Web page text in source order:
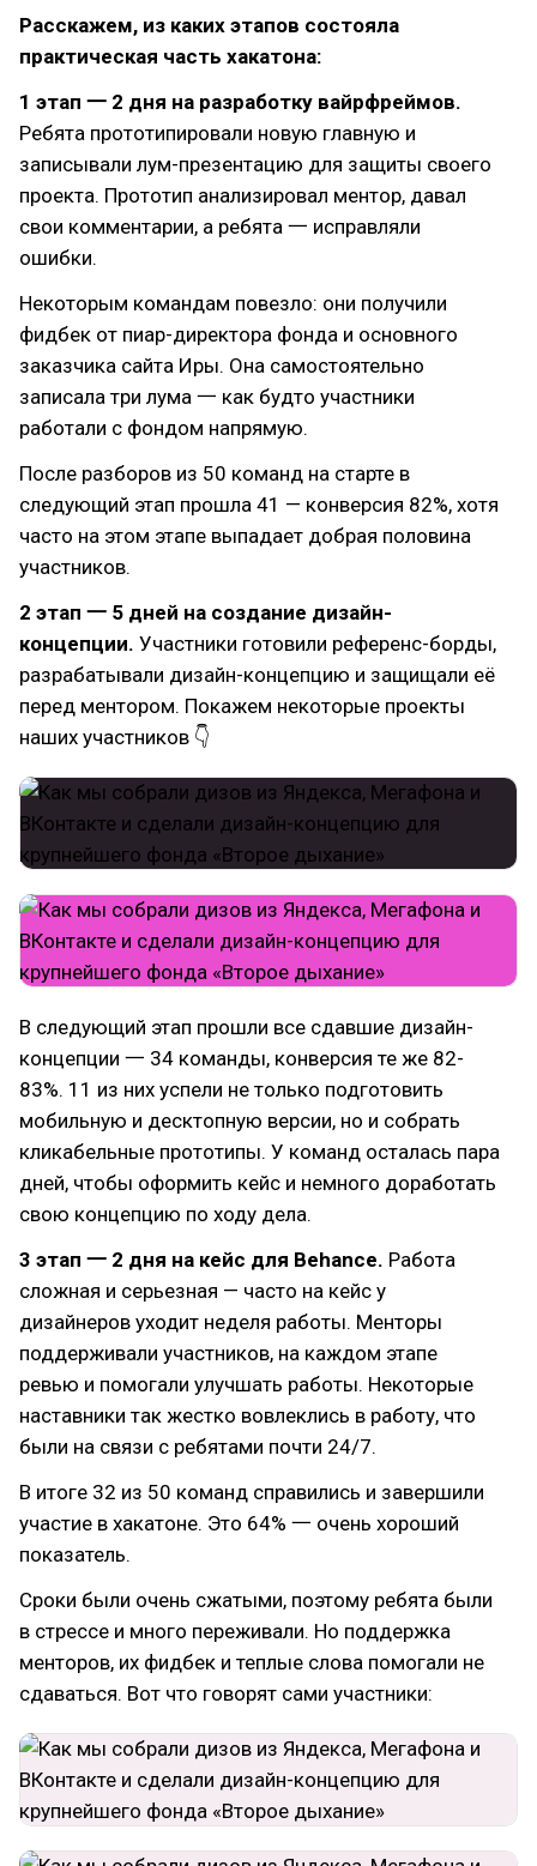
Расскажем, из каких этапов состояла
практическая часть хакатона:
1 этап 一 2 дня на разработку вайрфреймов.
Ребята прототипировали новую главную и
записывали лум-презентацию для защиты своего
проекта. Прототип анализировал ментор, давал
свои комментарии, а ребята 一 исправляли
ошибки.
Некоторым командам повезло: они получили
фидбек от пиар-директора фонда и основного
заказчика сайта Иры. Она самостоятельно
записала три лума 一 как будто участники
работали с фондом напрямую.
После разборов из 50 команд на старте в
следующий этап прошла 41 — конверсия 82%, хотя
часто на этом этапе выпадает добрая половина
участников.
2 этап 一 5 дней на создание дизайн-
концепции. Участники готовили референс-борды,
разрабатывали дизайн-концепцию и защищали её
перед ментором. Покажем некоторые проекты
наших участников 👇
В следующий этап прошли все сдавшие дизайн-
концепции 一 34 команды, конверсия те же 82-
83%. 11 из них успели не только подготовить
мобильную и десктопную версии, но и собрать
кликабельные прототипы. У команд осталась пара
дней, чтобы оформить кейс и немного доработать
свою концепцию по ходу дела.
3 этап 一 2 дня на кейс для Behance. Работа
сложная и серьезная — часто на кейс у
дизайнеров уходит неделя работы. Менторы
поддерживали участников, на каждом этапе
ревью и помогали улучшать работы. Некоторые
наставники так жестко вовлеклись в работу, что
были на связи с ребятами почти 24/7.
В итоге 32 из 50 команд справились и завершили
участие в хакатоне. Это 64% 一 очень хороший
показатель.
Сроки были очень сжатыми, поэтому ребята были
в стрессе и много переживали. Но поддержка
менторов, их фидбек и теплые слова помогали не
сдаваться. Вот что говорят сами участники: